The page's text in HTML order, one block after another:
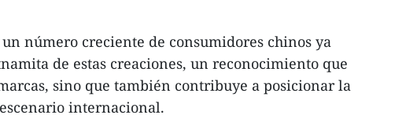
número creciente de consumidores chinos ya
de estas creaciones, un reconocimiento que
sino que también contribuye a posicionar la
internacional.